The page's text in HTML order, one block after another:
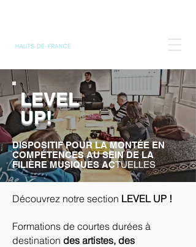
LEVEL
UP!
DISPOSITIF POUR LA MONTÉE EN
COMPÉTENCES AU SEIN DE LA
FILIÈRE MUSIQUES ACTUELLES
Découvrez notre section LEVEL UP !
Formations de courtes durées à
destination des artistes, des